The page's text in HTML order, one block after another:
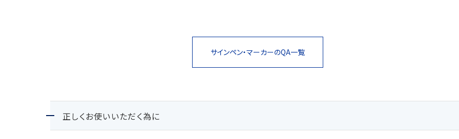
サインペン・マーカーのQA一覧
正しくお使いいただく為に